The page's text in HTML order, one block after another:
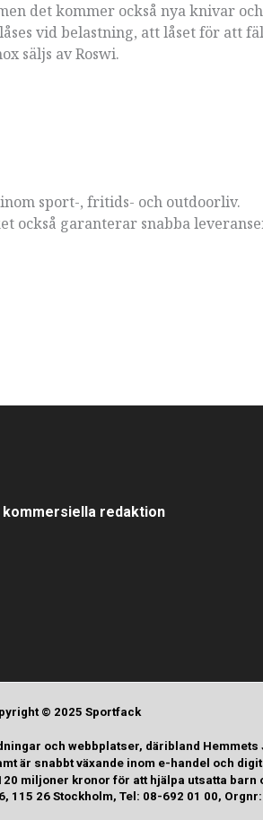
det kommer också nya knivar och
vid belastning, att låset för att
säljs av Roswi.
sport-, fritids- och outdoorliv.
också garanterar snabba
redaktion
© 2025 Sportfack
och webbplatser, däribland
är snabbt växande inom e-handel och
miljoner kronor för att hjälpa utsatta barn
115 26 Stockholm, Tel: 08-692 01 00,